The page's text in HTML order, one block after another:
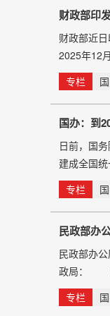
财政部印
财政部近
2025年12
地县级以
进
专栏
国办：到
日前，国
建成全国
70%左右
中央和国务
专栏
民政部办
民政部办
政局： 为
部制定了
活照料、医
专栏